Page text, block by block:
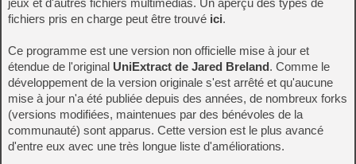
jeux et d'autres fichiers multimédias. Un aperçu des types de
fichiers pris en charge peut être trouvé ici.
Ce programme est une version non officielle mise à jour et
étendue de l'original UniExtract de Jared Breland. Comme le
développement de la version originale s'est arrêté et qu'aucune
mise à jour n'a été publiée depuis des années, de nombreux forks
(versions modifiées, maintenues par des bénévoles de la
communauté) sont apparus. Cette version est le plus avancé
d'entre eux avec une très longue liste d'améliorations.